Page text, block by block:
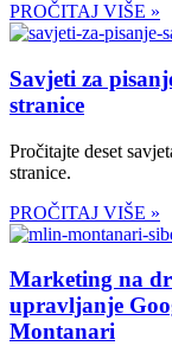
PROČITAJ VIŠE »
Savjeti za
stranice
Pročitajte deset
stranice.
PROČITAJ VIŠE »
Marketing na
upravljanje
Montanari